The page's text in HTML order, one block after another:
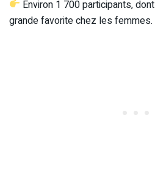
Environ 1 700 participants,
grande favorite chez les femmes.